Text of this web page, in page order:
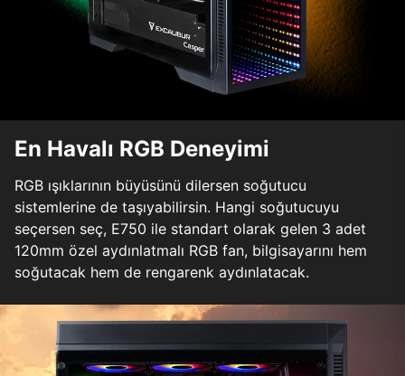
En Havalı RGB Deneyimi
RGB ışıklarının büyüsünü dilersen soğutucu
sistemlerine de taşıyabilirsin. Hangi soğutucuyu
seçersen seç, E750 ile standart olarak gelen 3 adet
120mm özel aydınlatmalı RGB fan, bilgisayarını hem
soğutacak hem de rengarenk aydınlatacak.